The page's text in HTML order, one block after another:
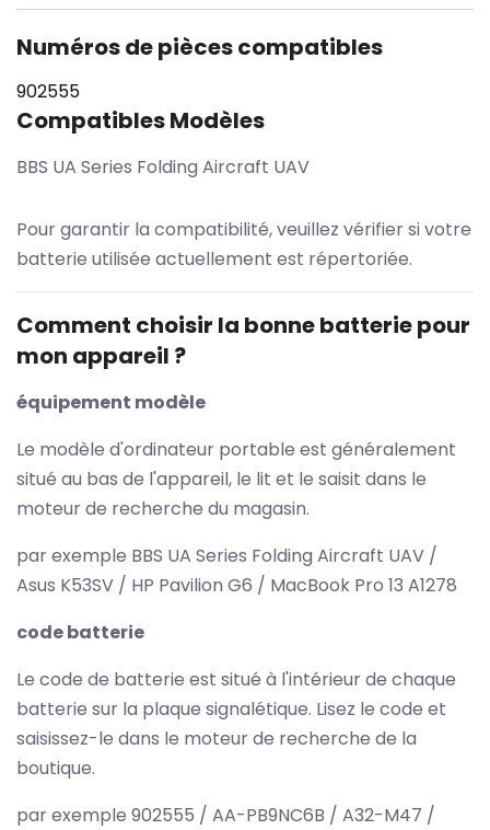
Numéros de pièces compatibles
902555
Compatibles Modèles
BBS UA Series Folding Aircraft UAV
Pour garantir la compatibilité, veuillez vérifier si votre
batterie utilisée actuellement est répertoriée.
Comment choisir la bonne batterie pour
mon appareil ?
équipement modèle
Le modèle d'ordinateur portable est généralement
situé au bas de l'appareil, le lit et le saisit dans le
moteur de recherche du magasin.
par exemple BBS UA Series Folding Aircraft UAV /
Asus K53SV / HP Pavilion G6 / MacBook Pro 13 A1278
code batterie
Le code de batterie est situé à l'intérieur de chaque
batterie sur la plaque signalétique. Lisez le code et
saisissez-le dans le moteur de recherche de la
boutique.
par exemple 902555 / AA-PB9NC6B / A32-M47 /